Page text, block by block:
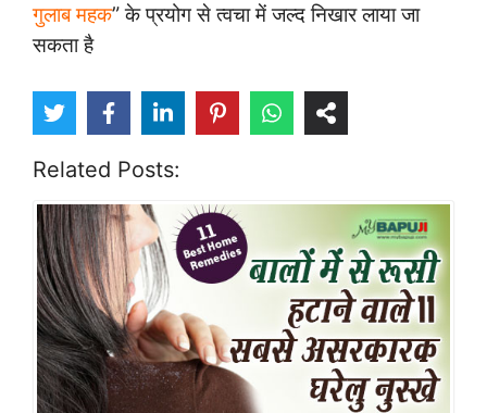
गुलाब महक” के प्रयोग से त्‍वचा में जल्‍द निखार लाया जा
सकता है
Related Posts: